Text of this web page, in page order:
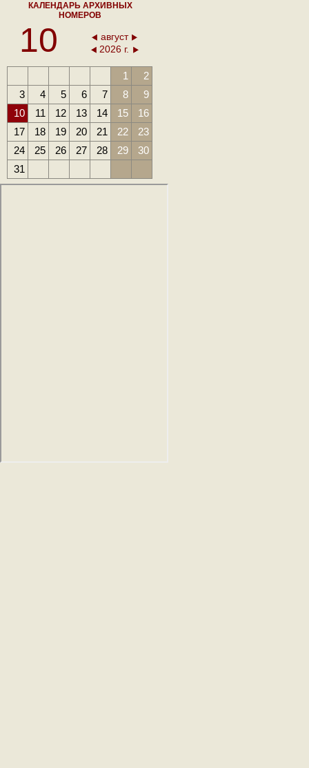
КАЛЕНДАРЬ АРХИВНЫХ
НОМЕРОВ
10
август
2026 г.
1
2
3
4 5 6 7 8
9
10
11 12 13 14 15
16
17
18 19 20 21 22
23
24
25 26 27 28 29
30
31